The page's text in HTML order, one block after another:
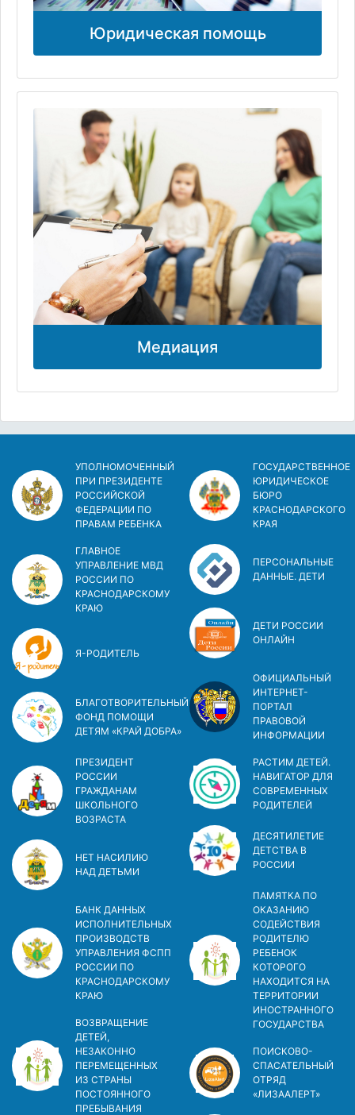
Юридическая помощь
Медиация
УПОЛНОМОЧЕННЫЙ
ПРИ ПРЕЗИДЕНТЕ
РОССИЙСКОЙ
ФЕДЕРАЦИИ ПО
ПРАВАМ РЕБЕНКА
ГЛАВНОЕ
УПРАВЛЕНИЕ МВД
РОССИИ ПО
КРАСНОДАРСКОМУ
КРАЮ
Я-РОДИТЕЛЬ
БЛАГОТВОРИТЕЛЬНЫЙ
ФОНД ПОМОЩИ
ДЕТЯМ «КРАЙ ДОБРА»
ПРЕЗИДЕНТ
РОССИИ
ГРАЖДАНАМ
ШКОЛЬНОГО
ВОЗРАСТА
НЕТ НАСИЛИЮ
НАД ДЕТЬМИ
БАНК ДАННЫХ
ИСПОЛНИТЕЛЬНЫХ
ПРОИЗВОДСТВ
УПРАВЛЕНИЯ ФСПП
РОССИИ ПО
КРАСНОДАРСКОМУ
КРАЮ
ВОЗВРАЩЕНИЕ
ДЕТЕЙ,
НЕЗАКОННО
ПЕРЕМЕЩЕННЫХ
ИЗ СТРАНЫ
ПОСТОЯННОГО
ПРЕБЫВАНИЯ
ГОСУДАРСТВЕННОЕ
ЮРИДИЧЕСКОЕ
БЮРО
КРАСНОДАРСКОГО
КРАЯ
ПЕРСОНАЛЬНЫЕ
ДАННЫЕ. ДЕТИ
ДЕТИ РОССИИ
ОНЛАЙН
ОФИЦИАЛЬНЫЙ
ИНТЕРНЕТ-
ПОРТАЛ
ПРАВОВОЙ
ИНФОРМАЦИИ
РАСТИМ ДЕТЕЙ.
НАВИГАТОР ДЛЯ
СОВРЕМЕННЫХ
РОДИТЕЛЕЙ
ДЕСЯТИЛЕТИЕ
ДЕТСТВА В
РОСCИИ
ПАМЯТКА ПО
ОКАЗАНИЮ
СОДЕЙСТВИЯ
РОДИТЕЛЮ
РЕБЕНОК
КОТОРОГО
НАХОДИТСЯ НА
ТЕРРИТОРИИ
ИНОСТРАННОГО
ГОСУДАРСТВА
ПОИСКОВО-
СПАСАТЕЛЬНЫЙ
ОТРЯД
«ЛИЗААЛЕРТ»